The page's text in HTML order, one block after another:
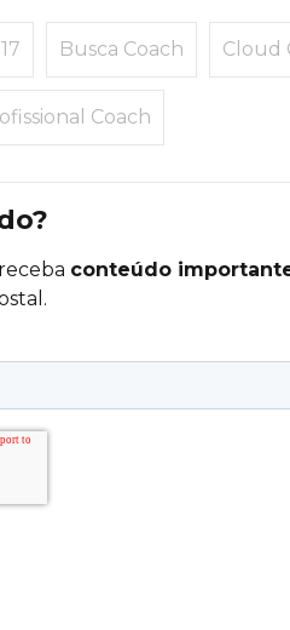
Busca Coach Cloud
Coach
conteúdo